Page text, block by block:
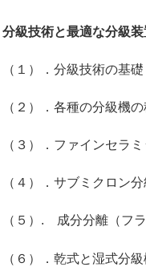
分級技術と最適な分級
）．分級技術の基礎
）．各種の分級機の
）．ファインセラミ
）．サブミクロン分
）. 成分分離（フラ
）．乾式と湿式分級